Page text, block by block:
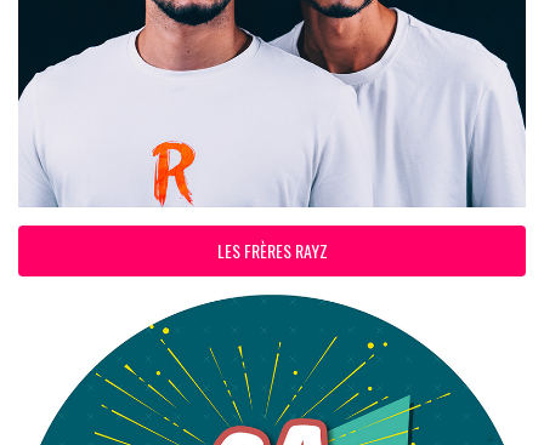
LES FRÈRES RAYZ